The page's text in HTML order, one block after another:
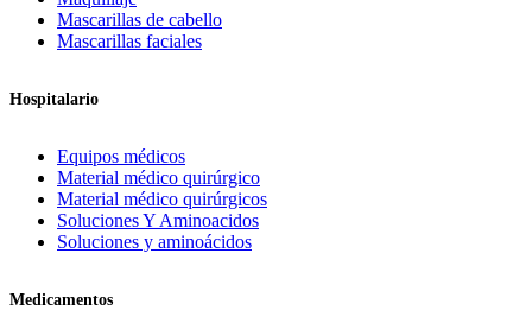
Mascarillas de cabello
Mascarillas faciales
Hospitalario
Equipos médicos
Material médico quirúrgico
Material médico quirúrgicos
Soluciones Y Aminoacidos
Soluciones y aminoácidos
Medicamentos